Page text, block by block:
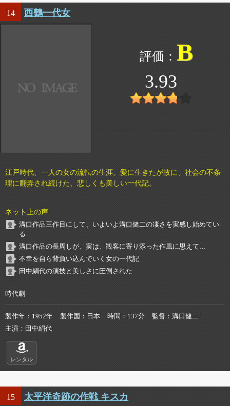
14 西鶴一代女
B
3.93
江戸時代、一人の女の流転の生涯。愛に生きたが故に、社会の不条
理に翻弄され続けた、悲しくも美しい一代記。
ネット上の声
溝口作品三作目にして、いよいよ溝口健二の凄さを実感し始めてい
る
溝口作品の長周しが、実は、観客に寄り添った作風に思えて…
不幸を自ら背負い込んでいく女の一代記
田中絹代の演技と美しさに圧倒された
時代劇
製作年 1952年 製作国 日本 時間 137分 監督
溝口健二
主演
田中絹代
レンタル
15 太平洋奇跡の作戦 キスカ